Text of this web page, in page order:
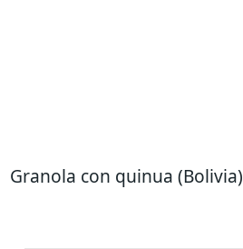
Granola con quinua (Bolivia)